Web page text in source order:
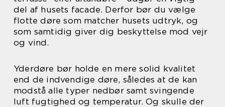
del af husets facade. Derfor bør du vælge
flotte døre som matcher husets udtryk, og
som samtidig giver dig beskyttelse mod vejr
og vind.
Yderdøre bør holde en mere solid kvalitet
end de indvendige døre, således at de kan
modstå alle typer nedbør samt svingende
luft fugtighed og temperatur. Og skulle der